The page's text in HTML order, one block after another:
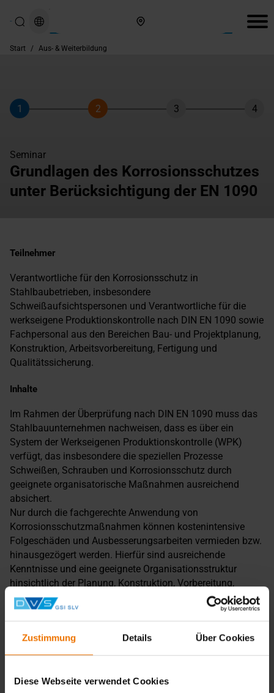
Zustimmung Details Über Cookies
Diese Webseite verwendet Cookies
Start / Aus- & Weiterbildung
Schritt
1
Schritt
2
Schritt
3 4
Seminar
Grundlagen des Korrosionsschutzes
unter Berücksichtigung der EN 1090
Teilnehmer
Verantwortliche für den Korrosionsschutz in
Stahlbaubetrieben, insbesondere
Schweißaufsichtspersonen und Verantwortliche für die
werkseigene Produktionskontrolle nach DIN EN 1090 sowie
Fachpersonal aus den Bereichen Bau- und Projektplanung,
Konstruktion, Arbeitsvorbereitung, Fertigung und
Qualitätssicherung.
Inhalte
Im Rahmen der Überprüfung nach DIN EN 1090 muss das
Stahlbauunternehmen nachweisen, dass es über ein
System der Werkseigenen Produktionskontrolle (WPK)
verfügt, das insbesondere die speziellen Prozesse
Schweißen, Schrauben und Korrosionsschutz durch
geeignete organisatorische Maßnahmen ausreichend
absichert.
Nur durch die fachgerechte Anwendung von
Korrosionsschutzmaßnahmen können kostenintensive
Folgeschäden und Ausbesserungsarbeiten vermieden bzw.
hinausgezögert werden. Hierfür sind ausreichende
Kenntnisse und eine geeignete Organisationsstruktur
hinsichtlich der Planung, Konstruktion, Vorbereitung,
Herstellung und Überwachung erforderlich.
Hinweis
Kolonnenführer) bzw. den zweiwöchigen Lehrgang zur